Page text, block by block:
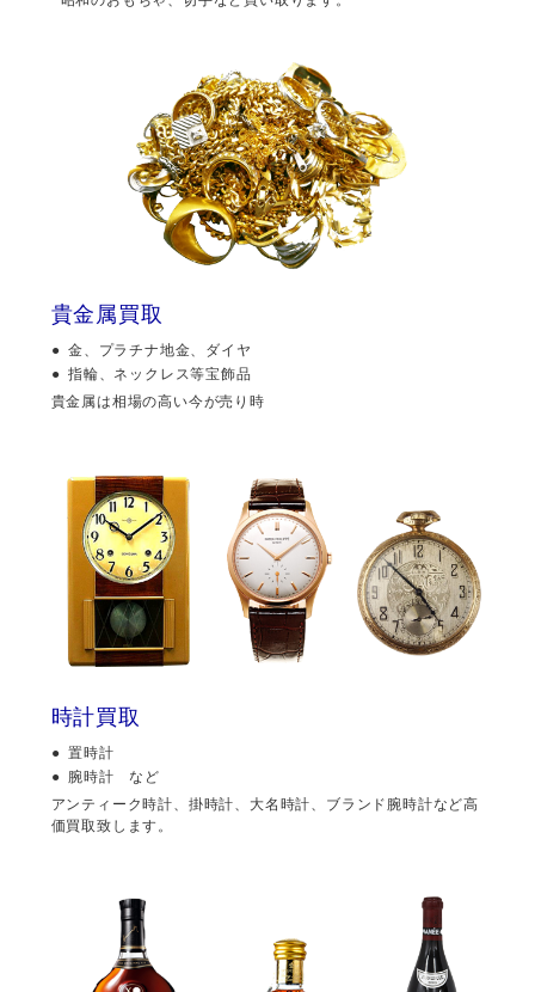
貴金属買取
金、プラチナ地金、ダイヤ
指輪、ネックレス等宝飾品
貴金属は相場の高い今が売り時
時計買取
置時計
腕時計 など
アンティーク時計、掛時計、大名時計、ブランド腕時計など高
価買取致します。